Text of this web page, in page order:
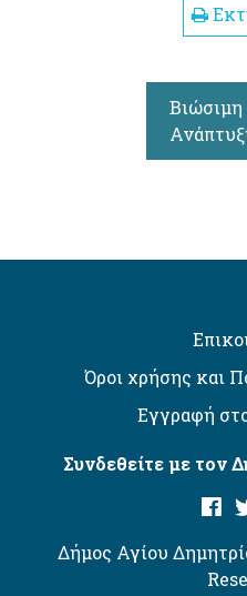
Βιώσιμη
Όροι χρήσης και
Εγγραφή
Συνδεθείτε με τον
Δήμος Αγίου